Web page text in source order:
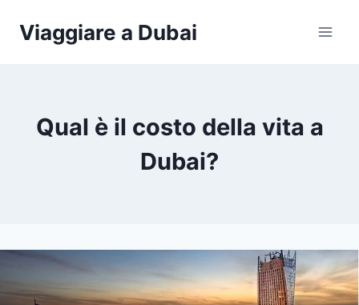
Viaggiare a Dubai
Qual è il costo della vita a
Dubai?